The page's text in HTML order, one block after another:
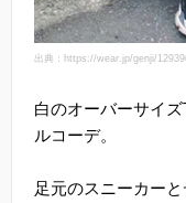
出典：https://wear.jp/genji/
白のオーバーサイ
ルコーデ。
足元のスニーカー